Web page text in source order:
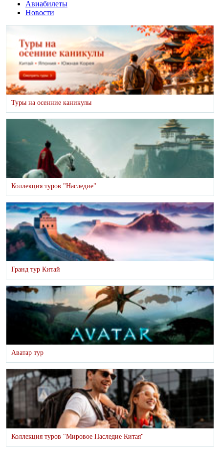
Авиабилеты
Новости
Туры на осенние каникулы
Коллекция туров "Наследие"
Гранд тур Китай
Аватар тур
Коллекция туров "Мировое Наследие Китая"